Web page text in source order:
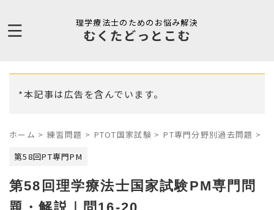
理学療法士のためのお悩み解決
むくたどっとこむ
*本記事は広告を含んでいます。
ホーム > 練習問題 > PTOT国家試験 > PT専門分野別過去問題 >
第58回PT専門PM
第58回理学療法士国家試験PM専門問